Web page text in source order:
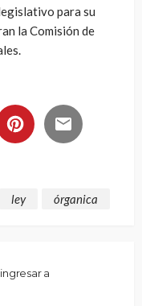
para su
la Comisión de
ley órganica
a